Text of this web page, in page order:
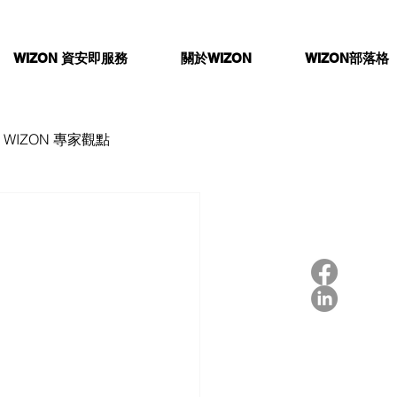
WIZON 資安即服務 關於WIZON WIZON部落格
WIZON 專家觀點